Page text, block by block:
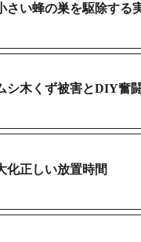
さい蜂の巣を駆除する
シ木くず被害とDIY奮
化正しい放置時間